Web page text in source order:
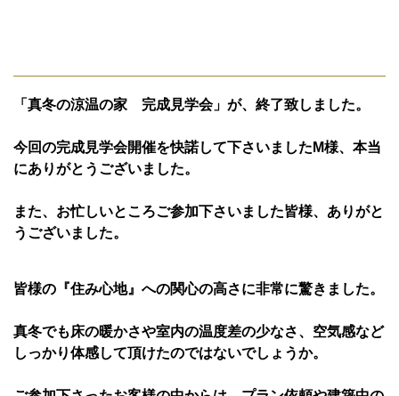
「真冬の涼温の家 完成見学会」が、終了致しました。
今回の完成見学会開催を快諾して下さいましたM様、本当
にありがとうございました。
また、お忙しいところご参加下さいました皆様、ありがと
うございました。
皆様の『住み心地』への関心の高さに非常に驚きました。
真冬でも床の暖かさや室内の温度差の少なさ、空気感など
しっかり体感して頂けたのではないでしょうか。